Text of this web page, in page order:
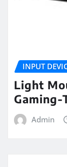
INPUT
Light
Gaming-
Admin